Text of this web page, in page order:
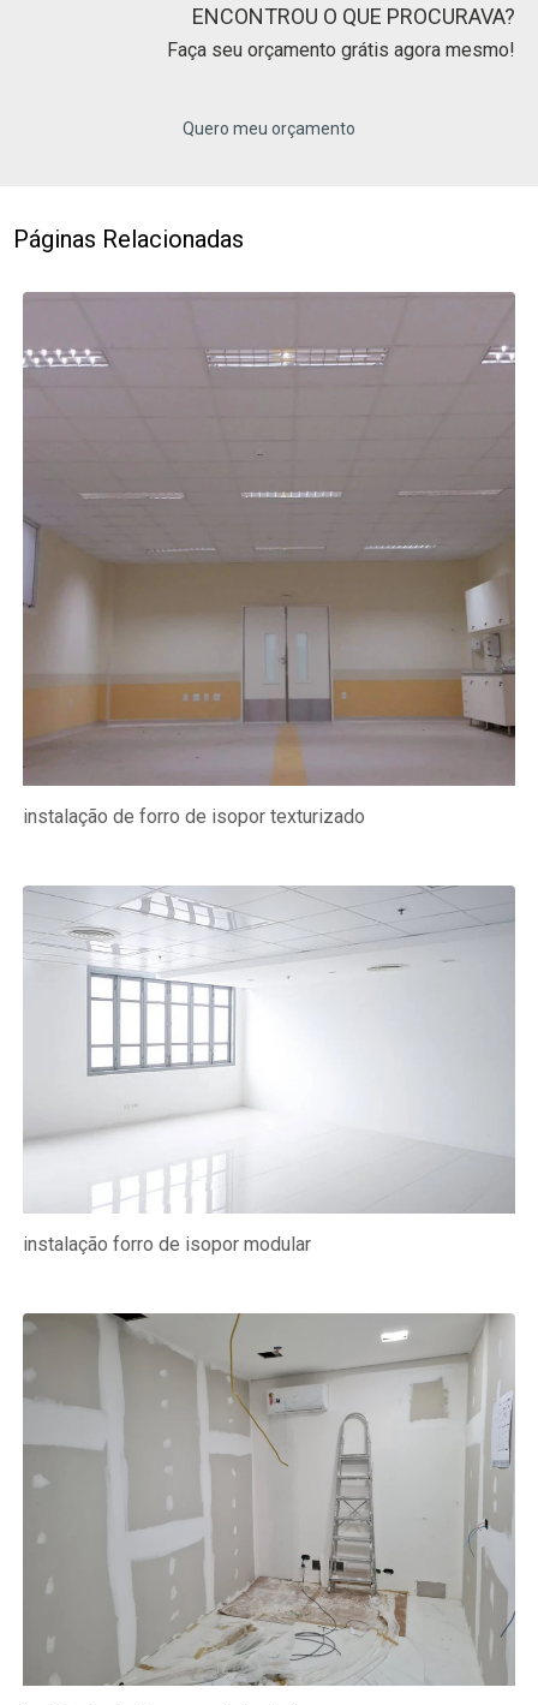
ENCONTROU O QUE PROCURAVA?
Faça seu orçamento grátis agora mesmo!
Quero meu orçamento
Páginas Relacionadas
instalação de forro de isopor texturizado
instalação forro de isopor modular